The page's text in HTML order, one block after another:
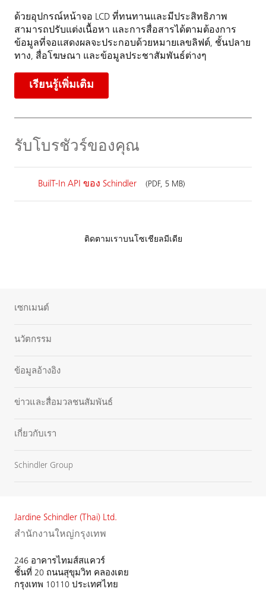
ด้วยอุปกรณ์หน้าจอ LCD ที่ทนทานและมีประสิทธิภาพ
สามารถปรับแต่งเนื้อหา และการสื่อสารได้ตามต้องการ
ข้อมูลที่จอแสดงผลจะประกอบด้วยหมายเลขลิฟต์, ชั้นปลาย
ทาง, สื่อโฆษณา และข้อมูลประชาสัมพันธ์ต่างๆ
เรียนรู้เพิ่มเติม
รับโบรชัวร์ของคุณ
BuilT-In API ของ Schindler (PDF, 5 MB)
ติดตามเราบนโซเชียลมีเดีย
เซกเมนต์
นวัตกรรม
ข้อมูลอ้างอิง
ข่าวและสื่อมวลชนสัมพันธ์
เกี่ยวกับเรา
Schindler Group
Jardine Schindler (Thai) Ltd.
สำนักงานใหญ่กรุงเทพ
246 อาคารไทมส์สแควร์
ชั้นที่ 20 ถนนสุขุมวิท คลองเตย
กรุงเทพ 10110 ประเทศไทย